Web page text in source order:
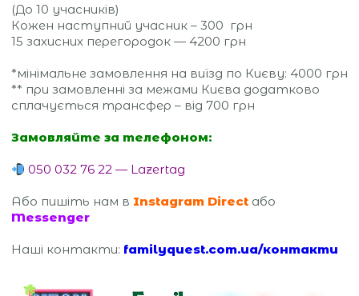
(До 10 учасників)
Кожен наступний учасник – 300 грн
15 захисних перегородок — 4200 грн
*мінімальне замовлення на виїзд по Києву: 4000 грн
** при замовленні за межами Києва додатково
сплачується трансфер – від 700 грн
Замовляйте за телефоном:
050 032 76 22 — Lazertag
Або пишіть нам в Instagram Direct або
Messenger
Наші контакти: familyquest.com.ua/контакти